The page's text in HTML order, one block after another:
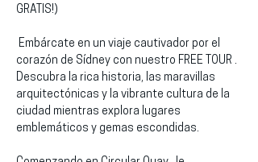
GRATIS!)
corazón de Sídney con nuestro FREE TOUR .
Descubra la rica historia, las maravillas
arquitectónicas y la vibrante cultura de la
ciudad mientras explora lugares
emblemáticos y gemas escondidas.